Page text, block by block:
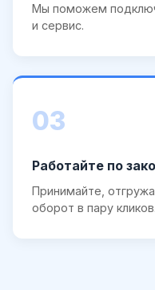
Мы поможем
и сервис.
03
Работайте по
Принимайте,
оборот в пару кликов.